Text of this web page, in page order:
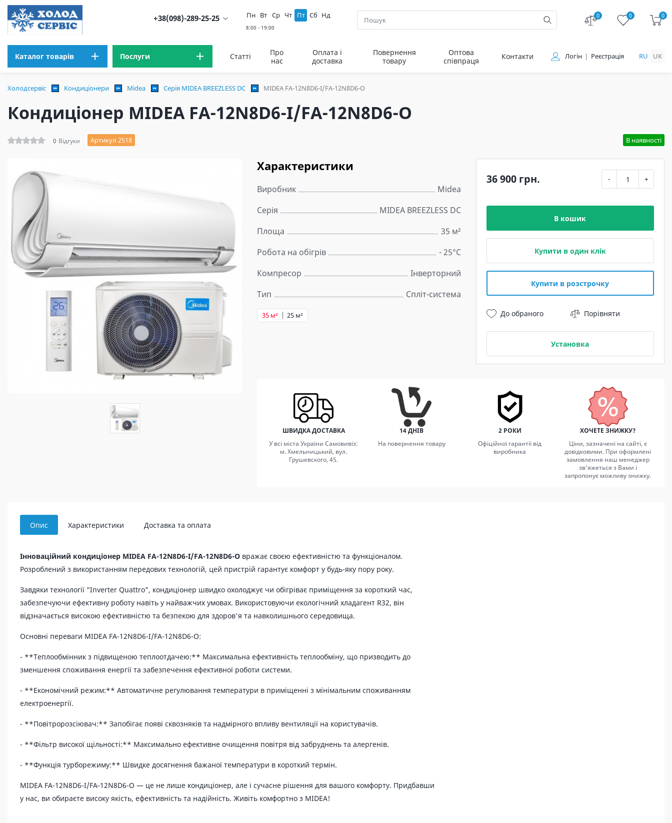
+38(098)-289-25-25 Пн Вт Ср Чт Пт Сб Нд 0 0 0
Каталог товарів Послуги Статті
Про
нас
Оплата і
доставка
Повернення
товару
Оптова
співпраця
Контакти Логін Реєстрація RU UK
Холодсервіс Кондиціонери Midea Серія MIDEA BREEZLESS DC MIDEA FA-12N8D6-I/FA-12N8D6-O
Кондиціонер MIDEA FA-12N8D6-I/FA-12N8D6-O
0 Відгуки Артикул 2518 В наявності
Характеристики
Виробник
Midea
Серія
MIDEA BREEZLESS DC
Площа
35 м²
Робота на обігрів
- 25°C
Компресор
Інверторний
Тип
Спліт-система
25 м²
35 м²
36 900 грн. - +
В кошик
Купити в один клік
Купити в розстрочку
До обраного Порівняти
Установка
ШВИДКА ДОСТАВКА
У всі міста України Самовивіз:
м. Хмельницький, вул.
Грушевского, 45.
14 ДНІВ
На повернення товару
2 РОКИ
Офіційної гарантії від
виробника
ХОЧЕТЕ ЗНИЖКУ?
Ціни, зазначені на сайті, є
довідковими. При оформлені
замовлення наш менеджер
зв'яжеться з Вами і
запропонує можливу знижку.
Опис Характеристики Доставка та оплата
Інноваційний кондиціонер MIDEA FA-12N8D6-I/FA-12N8D6-O вражає своєю ефективністю та функціоналом.
Розроблений з використанням передових технологій, цей пристрій гарантує комфорт у будь-яку пору року.
Завдяки технології "Inverter Quattro", кондиціонер швидко охолоджує чи обігріває приміщення за короткий час,
забезпечуючи ефективну роботу навіть у найважчих умовах. Використовуючи екологічний хладагент R32, він
відзначається високою ефективністю та безпекою для здоров'я та навколишнього середовища.
Основні переваги MIDEA FA-12N8D6-I/FA-12N8D6-O:
- **Теплообмінник з підвищеною теплоотдачею:** Максимальна ефективність теплообміну, що призводить до
зменшення споживання енергії та забезпечення ефективної роботи системи.
- **Економічний режим:** Автоматичне регулювання температури в приміщенні з мінімальним споживанням
електроенергії.
- **Повітророзсіювач:** Запобігає появі сквозняків та надмірного впливу вентиляції на користувачів.
- **Фільтр високої щільності:** Максимально ефективне очищення повітря від забруднень та алергенів.
- **Функція турборежиму:** Швидке досягнення бажаної температури в короткий термін.
MIDEA FA-12N8D6-I/FA-12N8D6-O — це не лише кондиціонер, але і сучасне рішення для вашого комфорту. Придбавши
у нас, ви обираєте високу якість, ефективність та надійність. Живіть комфортно з MIDEA!